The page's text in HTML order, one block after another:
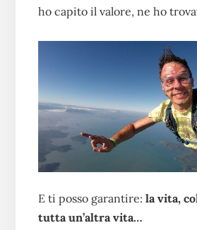
ho capito il valore, ne ho
E ti posso garantire: la vita,
tutta un’altra vita…